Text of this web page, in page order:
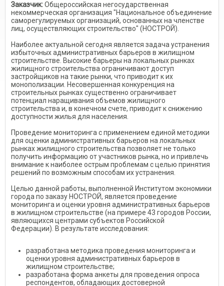
Заказчик:Общероссийская негосударственная
некоммерческая организация "Национальное объединение
саморегулируемых организаций, основанных на членстве
лиц, осуществляющих строительство" (НОСТРОЙ).
Наиболее актуальной сегодня является задача устранения
избыточных административных барьеров в жилищном
строительстве. Высокие барьеры на локальных рынках
жилищного строительства ограничивают доступ
застройщиков на такие рынки, что приводит к их
монополизации. Несовершенная конкуренция на
строительных рынках существенно ограничивает
потенциал наращивания объемов жилищного
строительства и, в конечном счете, приводит к снижению
доступности жилья для населения.
Проведение мониторинга с применением единой методики
для оценки административных барьеров на локальных
рынках жилищного строительства позволяет не только
получить информацию от участников рынка, но и привлечь
внимание к наиболее острым проблемам с целью принятия
решений по возможным способам их устранения.
Целью данной работы, выполненной Институтом экономики
города по заказу НОСТРОЙ, является проведение
мониторинга и оценки уровня административных барьеров
в жилищном строительстве (на примере 43 городов России,
являющихся центрами субъектов Российской
Федерации). В результате исследования:
разработана методика проведения мониторинга и
оценки уровня административных барьеров в
жилищном строительстве;
разработана форма анкеты для проведения опроса
респондентов, обладающих достоверной